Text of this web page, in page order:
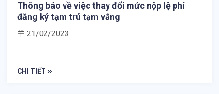
Thông báo về việc thay đổi mức nộp lệ phí
đăng ký tạm trú tạm vắng
21/02/2023
CHI TIẾT